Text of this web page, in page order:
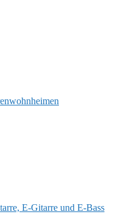
E‑Gitarre und E‑Bass